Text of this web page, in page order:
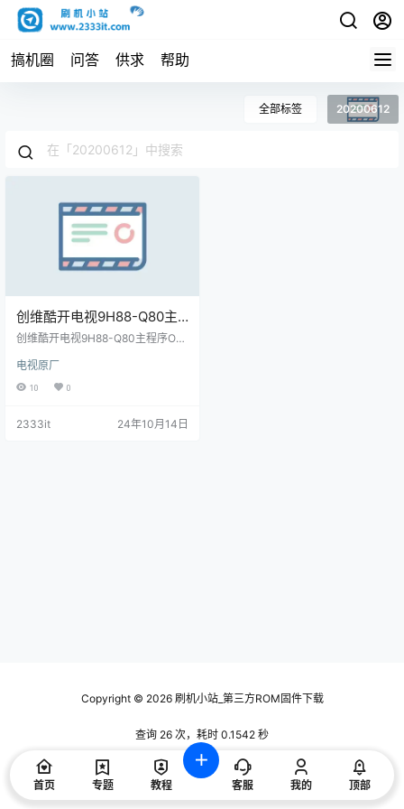
搞机圈 问答 供求 帮助
全部标签 20200612
创维酷开电视9H88-Q80主
程序OTA包和分区烧录
数据刷机包
创维酷开电视9H88-Q80主程序OT
程序U盘数据刷机包
电视原厂
10 0
2333it 24年10月14日
Copyright © 2026刷机小站_第三方ROM固件下载
查询 26 次，耗时 0.1542 秒
首页 专题 教程 客服 我的 顶部